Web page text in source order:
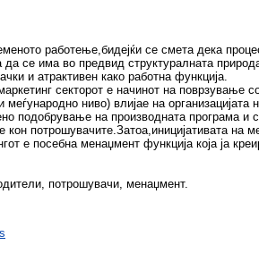
работење,бидејќи се смета дека
се има во предвид структуралната
и атрактивен како работна функција.
секторот е начинот на поврзување
ниво) влијае на организацијата
подобрување на производната програма и
потрошувачите.Затоа,иницијативата на
е посебна менаџмент функција која ја
потрошувачи, менаџмент.